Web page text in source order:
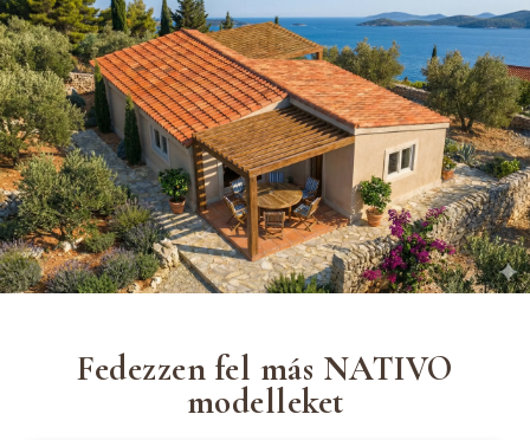
Fedezzen fel más NATIVO
modelleket